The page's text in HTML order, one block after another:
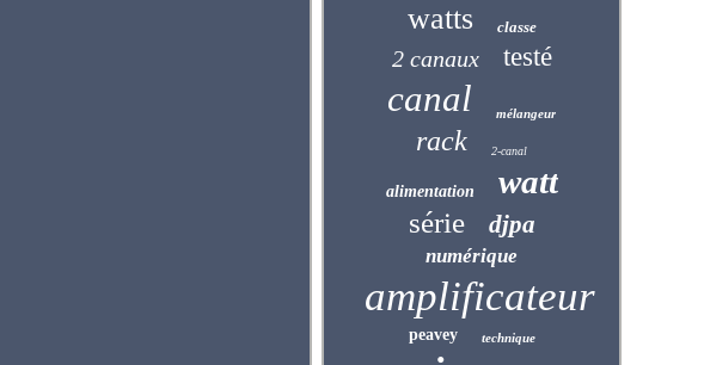
watts classe
2 canaux testé
canal mélangeur
rack 2-canal
alimentation watt
série djpa
numérique
amplificateur
peavey technique